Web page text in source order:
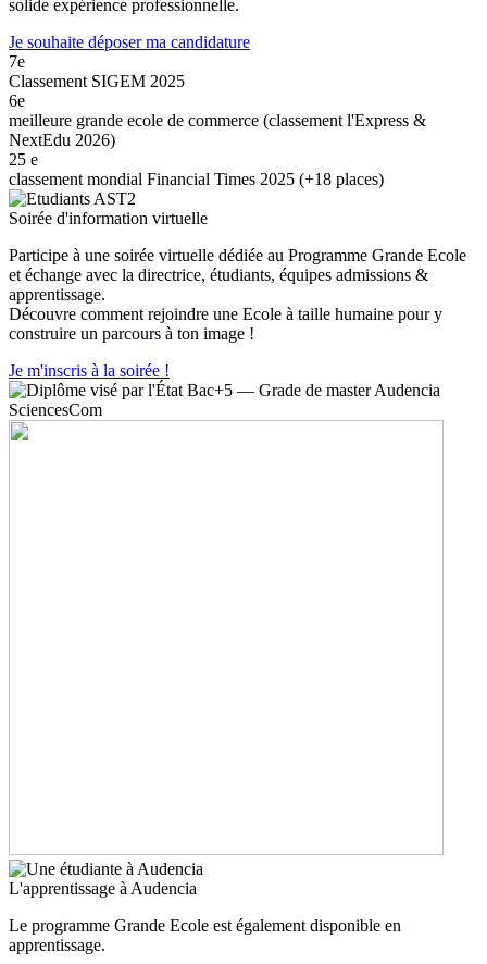
solide expérience professionnelle.
Je souhaite déposer ma candidature
7e
Classement SIGEM 2025
6e
meilleure grande ecole de commerce (classement l'Express &
NextEdu 2026)
25 e
classement mondial Financial Times 2025 (+18 places)
Soirée d'information virtuelle
Participe à une soirée virtuelle dédiée au Programme Grande Ecole
et échange avec la directrice, étudiants, équipes admissions &
apprentissage.
Découvre comment rejoindre une Ecole à taille humaine pour y
construire un parcours à ton image !
Je m'inscris à la soirée !
L'apprentissage à Audencia
Le programme Grande Ecole est également disponible en
apprentissage.